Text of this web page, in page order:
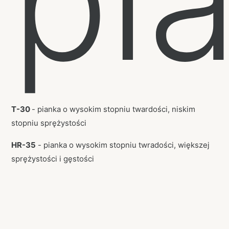
T-30 - pianka o wysokim stopniu twardości, niskim
stopniu sprężystości
HR-35 - pianka o wysokim stopniu twradości, większej
sprężystości i gęstości